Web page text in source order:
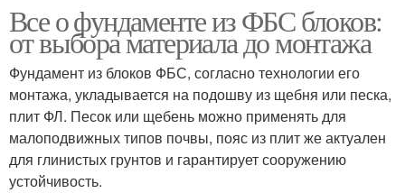
Все о фундаменте из ФБС блоков:
от выбора материала до монтажа
Фундамент из блоков ФБС, согласно технологии его
монтажа, укладывается на подошву из щебня или песка,
плит ФЛ. Песок или щебень можно применять для
малоподвижных типов почвы, пояс из плит же актуален
для глинистых грунтов и гарантирует сооружению
устойчивость.